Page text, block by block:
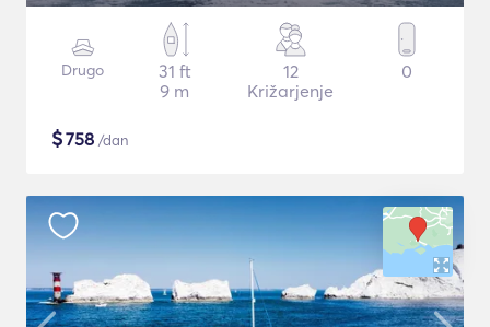
Drugo
31 ft
9 m
12
Križarjenje
0
$758 /dan